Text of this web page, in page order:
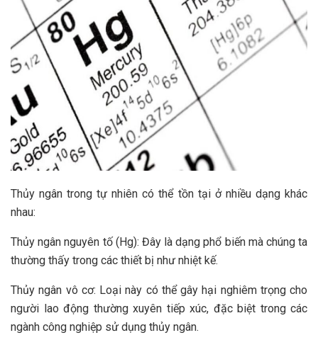
Thủy ngân trong tự nhiên có thể tồn tại ở nhiều dạng khác
nhau:
Thủy ngân nguyên tố (Hg): Đây là dạng phổ biến mà chúng ta
thường thấy trong các thiết bị như nhiệt kế.
Thủy ngân vô cơ: Loại này có thể gây hại nghiêm trọng cho
người lao động thường xuyên tiếp xúc, đặc biệt trong các
ngành công nghiệp sử dụng thủy ngân.